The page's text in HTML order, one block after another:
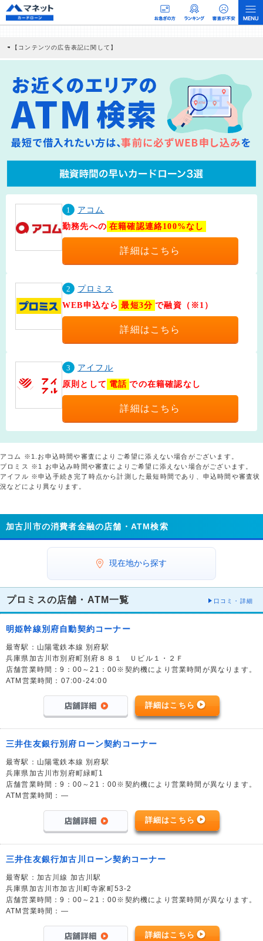
【コンテンツの広告表記に関して】
社に対して企業から紹介報酬が支払われるという収益モデルです。 ただし、特定の
商品を根拠なくPRするものではなく、当編集部の調査／ユーザーへの口コミ収集な
どに基づき、公平性を担保した情報提供を行っています。
>提携企業一覧
1
アコム
勤務先への 在籍確認連絡100%なし
詳細はこちら
2
プロミス
WEB申込なら 最短3分 で融資（※1）
詳細はこちら
3
アイフル
原則として 電話 での在籍確認なし
詳細はこちら
アコム ※1.お申込時間や審査によりご希望に添えない場合がございます。
プロミス ※1 お申込み時間や審査によりご希望に添えない場合がございます。
アイフル ※申込手続き完了時点から計測した最短時間であり、申込時間や審査状
況などにより異なります。
加古川市の消費者金融の店舗・ATM検索
現在地から探す
プロミスの店舗・ATM一覧 口コミ・詳細
明姫幹線別府自動契約コーナー
最寄駅：山陽電鉄本線 別府駅
兵庫県加古川市別府町別府８８１ Ｕビル１・２Ｆ
店舗営業時間：9：00～21：00※契約機により営業時間が異なります。
ATM営業時間：07:00-24:00
詳細はこちら
三井住友銀行別府ローン契約コーナー
最寄駅：山陽電鉄本線 別府駅
兵庫県加古川市別府町緑町1
店舗営業時間：9：00～21：00※契約機により営業時間が異なります。
ATM営業時間：―
詳細はこちら
三井住友銀行加古川ローン契約コーナー
最寄駅：加古川線 加古川駅
兵庫県加古川市加古川町寺家町53-2
店舗営業時間：9：00～21：00※契約機により営業時間が異なります。
ATM営業時間：―
詳細はこちら